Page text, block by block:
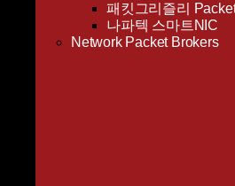
패킷그리즐리
나파텍 스마트NIC
Network Packet Brokers